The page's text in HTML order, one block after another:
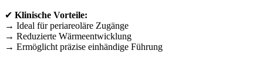
✔ Klinische Vorteile:
→ Ideal für periareoläre Zugänge
→ Reduzierte Wärmeentwicklung
→ Ermöglicht präzise einhändige Führung